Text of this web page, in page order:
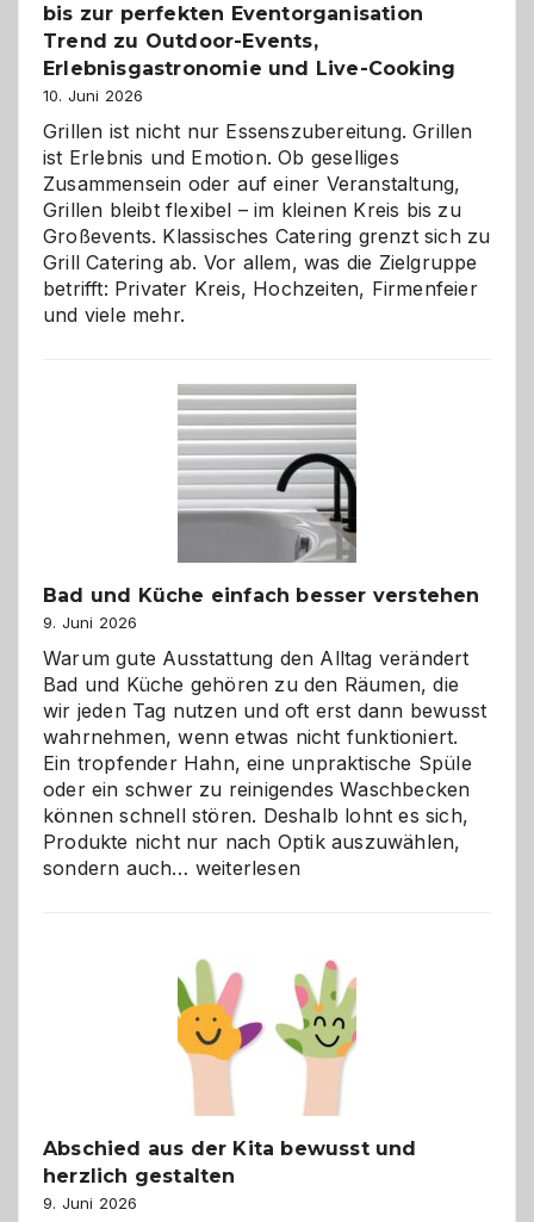
bis zur perfekten Eventorganisation
Trend zu Outdoor-Events,
Erlebnisgastronomie und Live-Cooking
10. Juni 2026
Grillen ist nicht nur Essenszubereitung. Grillen
ist Erlebnis und Emotion. Ob geselliges
Zusammensein oder auf einer Veranstaltung,
Grillen bleibt flexibel – im kleinen Kreis bis zu
Großevents. Klassisches Catering grenzt sich zu
Grill Catering ab. Vor allem, was die Zielgruppe
betrifft: Privater Kreis, Hochzeiten, Firmenfeier
und viele mehr.
Bad und Küche einfach besser verstehen
9. Juni 2026
Warum gute Ausstattung den Alltag verändert
Bad und Küche gehören zu den Räumen, die
wir jeden Tag nutzen und oft erst dann bewusst
wahrnehmen, wenn etwas nicht funktioniert.
Ein tropfender Hahn, eine unpraktische Spüle
oder ein schwer zu reinigendes Waschbecken
können schnell stören. Deshalb lohnt es sich,
Produkte nicht nur nach Optik auszuwählen,
sondern auch… Bad
besser
verstehen
weiterlesen
Abschied aus der Kita bewusst und
herzlich gestalten
9. Juni 2026